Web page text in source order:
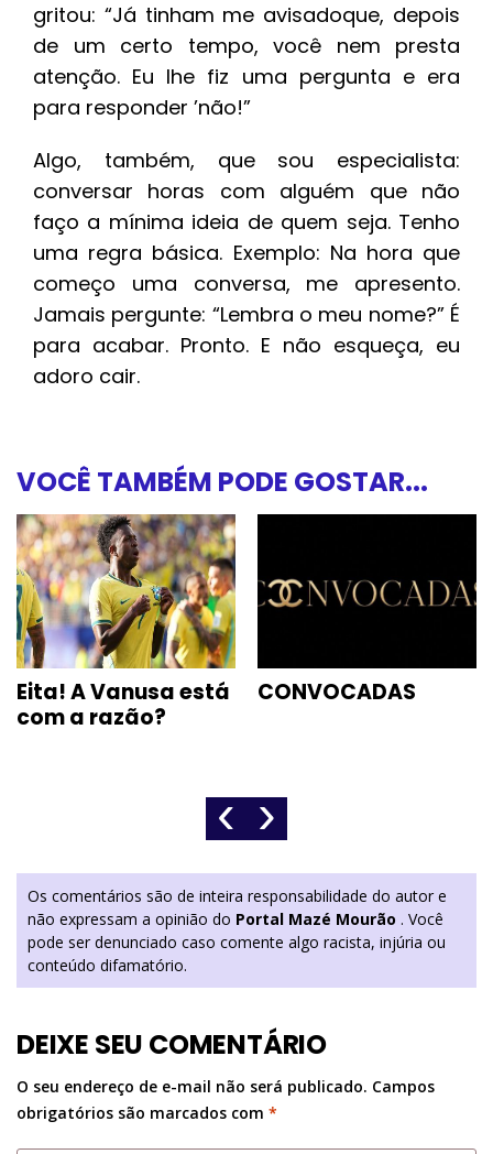
gritou: “Já tinham me avisadoque, depois
de um certo tempo, você nem presta
atenção. Eu lhe fiz uma pergunta e era
para responder ’não!”
Algo, também, que sou especialista:
conversar horas com alguém que não
faço a mínima ideia de quem seja. Tenho
uma regra básica. Exemplo: Na hora que
começo uma conversa, me apresento.
Jamais pergunte: “Lembra o meu nome?” É
para acabar. Pronto. E não esqueça, eu
adoro cair.
VOCÊ TAMBÉM PODE GOSTAR...
Eita! A Vanusa está
com a razão?
CONVOCADAS
‹ ›
Os comentários são de inteira responsabilidade do autor e
não expressam a opinião do Portal Mazé Mourão . Você
pode ser denunciado caso comente algo racista, injúria ou
conteúdo difamatório.
DEIXE SEU COMENTÁRIO
O seu endereço de e-mail não será publicado. Campos
obrigatórios são marcados com *